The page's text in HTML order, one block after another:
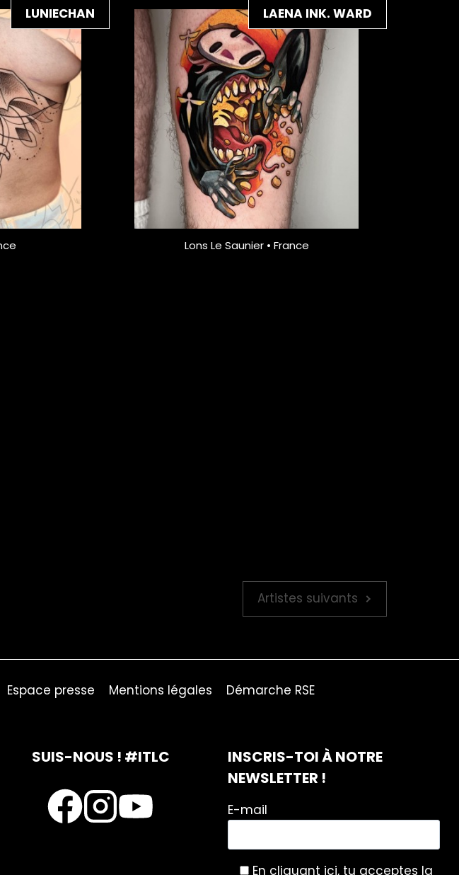
LUNIECHAN LAENA INK. WARD
Lons Le Saunier • France
Artistes suivants
Espace presse Mentions légales Démarche RSE
SUIS-NOUS ! #ITLC
INSCRIS-TOI À NOTRE
NEWSLETTER !
E-mail
En cliquant ici, tu acceptes la